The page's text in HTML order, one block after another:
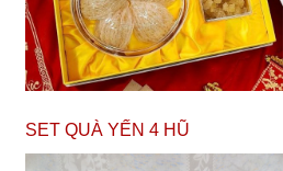
SET QUÀ YẾN 4 HŨ